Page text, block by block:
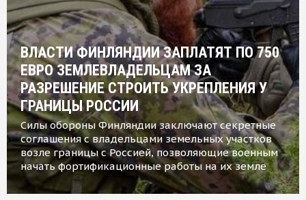
ВЛАСТИ ФИНЛЯНДИИ ЗАПЛАТЯТ ПО 750
ЕВРО ЗЕМЛЕВЛАДЕЛЬЦАМ ЗА
РАЗРЕШЕНИЕ СТРОИТЬ УКРЕПЛЕНИЯ У
ГРАНИЦЫ РОССИИ
Силы обороны Финляндии заключают секретные
соглашения с владельцами земельных участков
возле границы с Россией, позволяющие военным
начать фортификационные работы на их земле